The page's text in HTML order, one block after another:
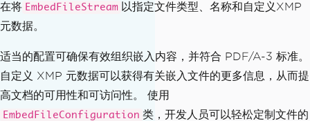
// Convert to Pdf/A-3B with embeded fi
("PdfACompliance.pdf");
EmbedFileName
=
"supportSystem.xm
l"
ConformanceLevel
=
ConformanceLeve
l. XRECHNUNG,
SchemaNamespace
= SchemaNamespace
Zugferd1
,
在将 EmbedFileStream 以指定文件类型、名称和自定义XMP
元数据。
适当的配置可确保有效组织嵌入内容，并符合 PDF/A-3 标准。
自定义 XMP 元数据可以获得有关嵌入文件的更多信息，从而提
高文档的可用性和可访问性。 使用
EmbedFileConfiguration 类，开发人员可以轻松定制文件的